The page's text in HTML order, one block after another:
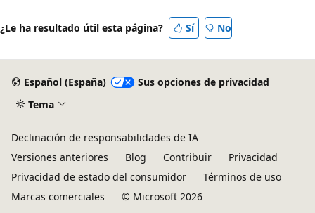
¿Le ha resultado útil esta página? Sí No
Español (España)
Sus opciones de privacidad
Tema
Declinación de responsabilidades de IA
Versiones anteriores
Blog Contribuir
Privacidad
Privacidad de estado del consumidor
Términos de uso
Marcas comerciales
© Microsoft 2026